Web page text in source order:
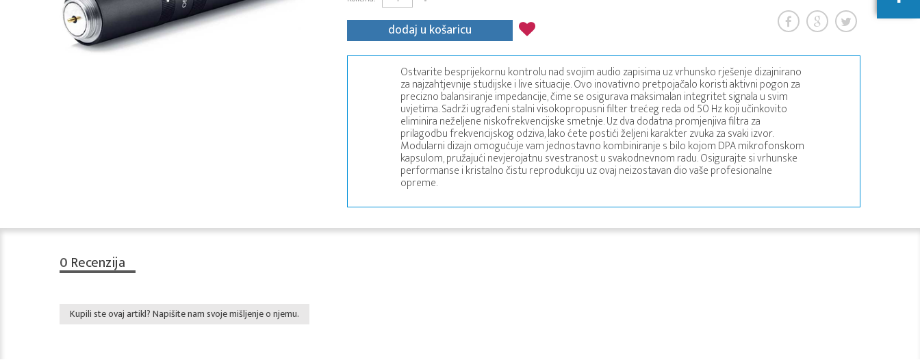
dodaj u košaricu
Ostvarite besprijekornu kontrolu nad svojim audio zapisima uz vrhunsko rješenje dizajnirano
za najzahtjevnije studijske i live situacije. Ovo inovativno pretpojačalo koristi aktivni pogon za
precizno balansiranje impedancije, čime se osigurava maksimalan integritet signala u svim
uvjetima. Sadrži ugrađeni stalni visokopropusni filter trećeg reda od 50 Hz koji učinkovito
eliminira neželjene niskofrekvencijske smetnje. Uz dva dodatna promjenjiva filtra za
prilagodbu frekvencijskog odziva, lako ćete postići željeni karakter zvuka za svaki izvor.
Modularni dizajn omogućuje vam jednostavno kombiniranje s bilo kojom DPA mikrofonskom
kapsulom, pružajući nevjerojatnu svestranost u svakodnevnom radu. Osigurajte si vrhunske
performanse i kristalno čistu reprodukciju uz ovaj neizostavan dio vaše profesionalne
opreme.
0 Recenzija
Kupili ste ovaj artikl? Napišite nam svoje mišljenje o njemu.